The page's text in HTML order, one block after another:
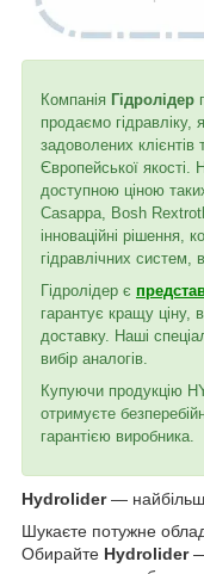
Компанія Гідролідер
продаємо гідравліку,
задоволених клієнтів
Європейської якості.
доступною ціною
Casappa, Bosh
інноваційні рішення,
гідравлічних систем,
Гідролідер є
гарантує кращу ціну,
доставку. Наші
вибір аналогів.
Купуючи продукцію
отримуєте
гарантією виробника.
Hydrolider—
Шукаєте потужне
Обирайте Hydrolider—